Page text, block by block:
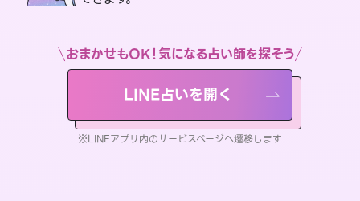
おまかせもOK！気になる占い師を探そう
LINE占いを開く
※LINEアプリ内のサービスページへ遷移します